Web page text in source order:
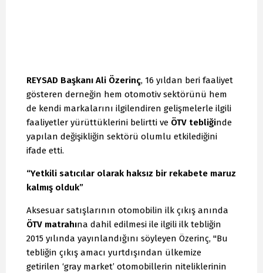
REYSAD Başkanı Ali Özerinç, 16 yıldan beri faaliyet
gösteren derneğin hem otomotiv sektörünü hem
de kendi markalarını ilgilendiren gelişmelerle ilgili
faaliyetler yürüttüklerini belirtti ve ÖTV tebliğinde
yapılan değişikliğin sektörü olumlu etkilediğini
ifade etti.
“Yetkili satıcılar olarak haksız bir rekabete maruz
kalmış olduk”
Aksesuar satışlarının otomobilin ilk çıkış anında
ÖTV matrahına dahil edilmesi ile ilgili ilk tebliğin
2015 yılında yayınlandığını söyleyen Özerinç, "Bu
tebliğin çıkış amacı yurtdışından ülkemize
getirilen ‘gray market’ otomobillerin niteliklerinin